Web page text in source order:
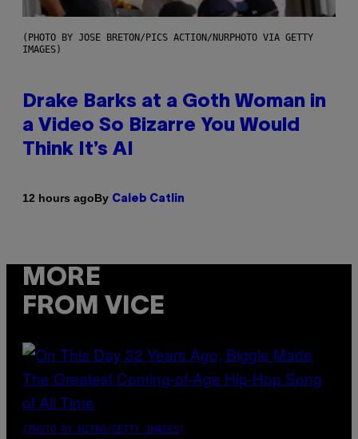
(PHOTO BY JOSE BRETON/PICS ACTION/NURPHOTO VIA GETTY
IMAGES)
Drake Barks at a Goth Woman in
a Video So Bizarre You Would
Think It’s AI
12 hours agoBy Caleb Catlin
MORE
FROM VICE
(PHOTO BY NITRO/GETTY IMAGES)